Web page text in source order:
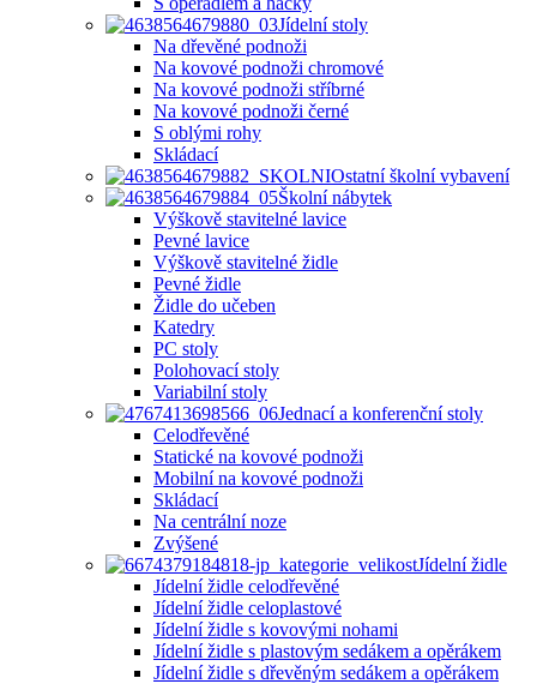
Jídelní stoly
Na dřevěné podnoži
Na kovové podnoži chromové
Na kovové podnoži stříbrné
Na kovové podnoži černé
S oblými rohy
Skládací
Ostatní školní vybavení
Školní nábytek
Výškově stavitelné lavice
Pevné lavice
Výškově stavitelné židle
Pevné židle
Židle do učeben
Katedry
PC stoly
Polohovací stoly
Variabilní stoly
Jednací a konferenční stoly
Celodřevěné
Statické na kovové podnoži
Mobilní na kovové podnoži
Skládací
Na centrální noze
Zvýšené
Jídelní židle
Jídelní židle celodřevěné
Jídelní židle celoplastové
Jídelní židle s kovovými nohami
Jídelní židle s plastovým sedákem a opěrákem
Jídelní židle s dřevěným sedákem a opěrákem